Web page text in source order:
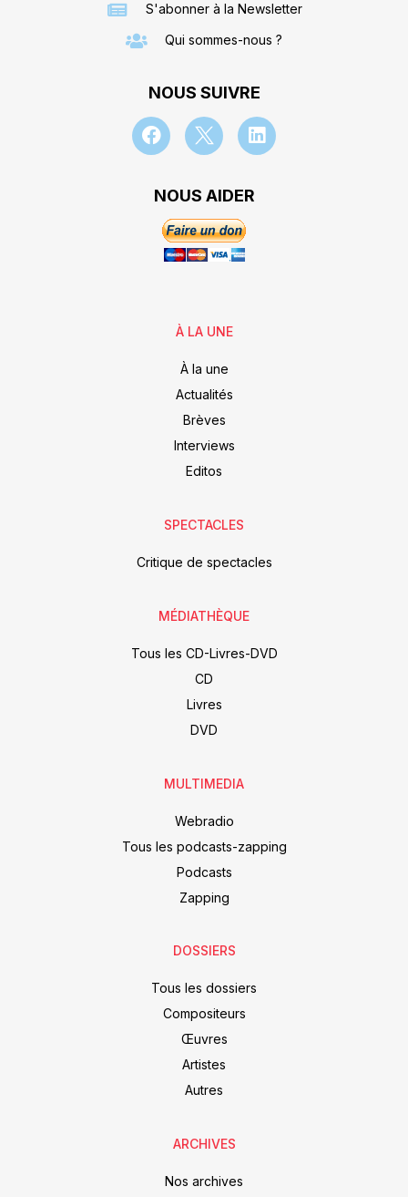
S'abonner à la Newsletter
Qui sommes-nous ?
NOUS SUIVRE
NOUS AIDER
À LA UNE
À la une
Actualités
Brèves
Interviews
Editos
SPECTACLES
Critique de spectacles
MÉDIATHÈQUE
Tous les CD-Livres-DVD
CD
Livres
DVD
MULTIMEDIA
Webradio
Tous les podcasts-zapping
Podcasts
Zapping
DOSSIERS
Tous les dossiers
Compositeurs
Œuvres
Artistes
Autres
ARCHIVES
Nos archives